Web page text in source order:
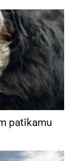
patīkamu